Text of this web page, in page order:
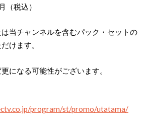
（税込）
当チャンネルを含むパック・セットの
けます。
になる可能性がございます。
program/st/promo/utatama/